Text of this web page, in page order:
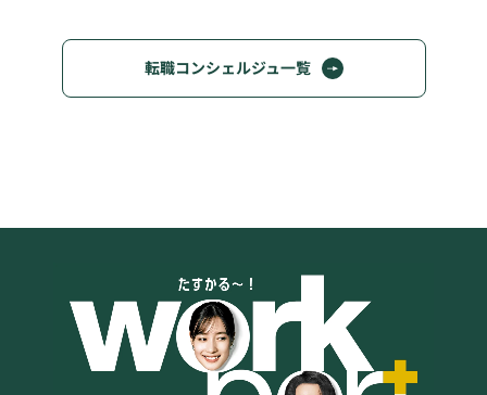
転職コンシェルジュ一覧